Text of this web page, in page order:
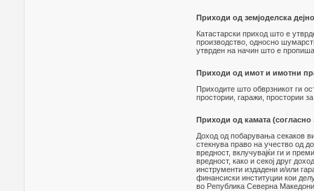
Приходи од земјоделска
Катастарски приход што е
производство, односно
утврден на начин што е
Приходи од имот и имотни
Приходите што обврзникот ги
простории, гаражи, простории
Приходи од камата
Доход од побарувања секаков
стекнува право на учество од
вредност, вклучувајќи ги и
вредност, како и секој друг
инструменти издадени и/или
финансиски институции кои
во Република Северна